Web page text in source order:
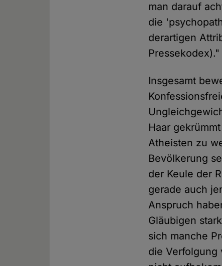
man darauf
die
derartigen
Pressekodex)."
Insgesamt
Haar
Atheisten zu
Bevölkerung
der Keule der
gerade auch
Anspruch
Gläubigen
sich manche
die Verfolgung